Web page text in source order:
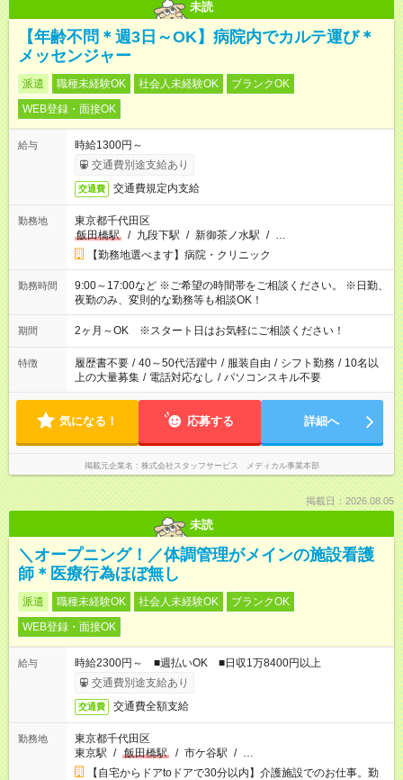
未読
【年齢不問＊週3日～OK】病院内でカルテ運び＊
メッセンジャー
派遣 職種未経験OK 社会人未経験OK
ブランクOK
WEB登録・面接OK
給与
時給1300円～
交通費別途支給あり
交通費 交通費規定内支給
勤務地
東京都千代田区
飯田橋駅
/ 九段下駅 / 新御茶ノ水駅 / …
【勤務地選べます】病院・クリニック
勤務時間
9:00～17:00など ※ご希望の時間帯をご相談ください。 ※日勤、
夜勤のみ、変則的な勤務等も相談OK！
期間 2ヶ月～OK ※スタート日はお気軽にご相談ください！
特徴 履歴書不要 / 40～50代活躍中 / 服装自由 / シフト勤務 / 10名以
上の大量募集 / 電話対応なし / パソコンスキル不要
気になる！ 応募する 詳細へ
掲載元企業名 株式会社スタッフサービス メディカル事業本部
掲載日：2026.08.05
未読
＼オープニング！／体調管理がメインの施設看護
師＊医療行為ほぼ無し
派遣 職種未経験OK 社会人未経験OK
ブランクOK
WEB登録・面接OK
給与
時給2300円～ ■週払いOK ■日収1万8400円以上
交通費別途支給あり
交通費 交通費全額支給
勤務地
東京都千代田区
東京駅 / 飯田橋駅 / 市ケ谷駅 / …
【自宅からドアtoドアで30分以内】介護施設でのお仕事。勤